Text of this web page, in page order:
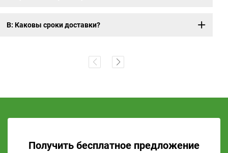
В: Каковы сроки доставки?
Получить бесплатное предложение